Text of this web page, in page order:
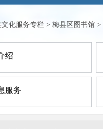
文化服务专栏 > 梅县区图书馆 >
绍
服务